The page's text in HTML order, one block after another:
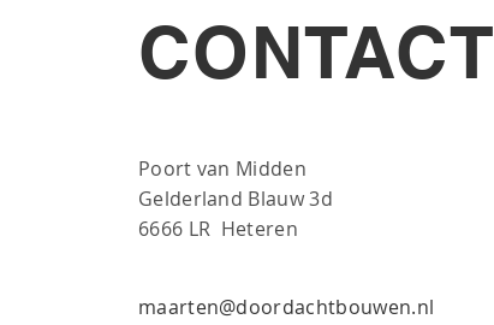
CONTACT
Poort van Midden
Gelderland Blauw 3d
6666 LR Heteren
maarten@doordachtbouwen.nl